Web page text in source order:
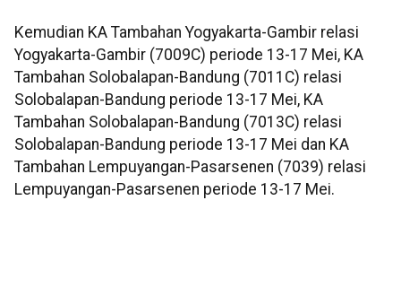
Kemudian KA Tambahan Yogyakarta-Gambir relasi
Yogyakarta-Gambir (7009C) periode 13-17 Mei, KA
Tambahan Solobalapan-Bandung (7011C) relasi
Solobalapan-Bandung periode 13-17 Mei, KA
Tambahan Solobalapan-Bandung (7013C) relasi
Solobalapan-Bandung periode 13-17 Mei dan KA
Tambahan Lempuyangan-Pasarsenen (7039) relasi
Lempuyangan-Pasarsenen periode 13-17 Mei.